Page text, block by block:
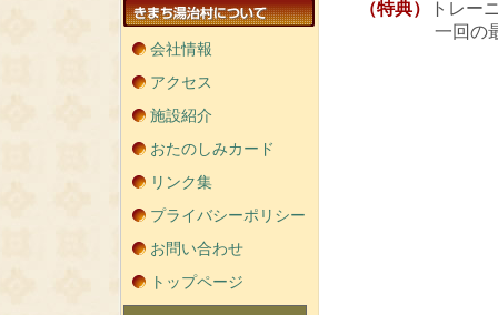
会社情報
アクセス
施設紹介
おたのしみカード
リンク集
プライバシーポリシー
お問い合わせ
トップページ
（特典）
トレー
一回の最大使